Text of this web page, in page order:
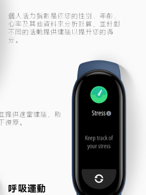
個人活力指數是依您的性別、年齡、
心率及其他資料來分析計算，並針對
不同的活動提供建議以提升您的得
分。
提供適當建議，助
復原。
呼吸運動